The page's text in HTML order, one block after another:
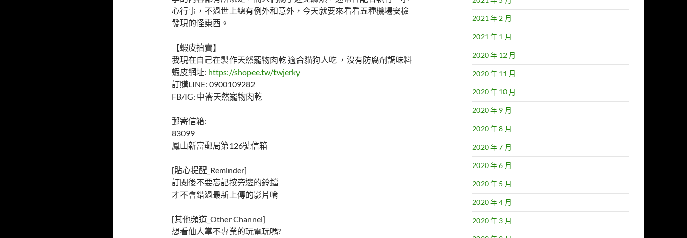
心行事，不過世上總有例外和意外，今天就要來看看五種機場安檢
發現的怪東西。
【蝦皮拍賣】
我現在自己在製作天然寵物肉乾 適合貓狗人吃 ，沒有防腐劑調味料
蝦皮網址: https://shopee.tw/twjerky
訂購LINE: 0900109282
FB/IG: 中崙天然寵物肉乾
郵寄信箱:
83099
鳳山新富郵局第126號信箱
[貼心提醒_Reminder]
訂閱後不要忘記按旁邊的鈴鐺
才不會錯過最新上傳的影片唷
[其他頻道_Other Channel]
想看仙人掌不專業的玩電玩嗎?
2021 年 2 月
2021 年 1 月
2020 年 12 月
2020 年 11 月
2020 年 10 月
2020 年 9 月
2020 年 8 月
2020 年 7 月
2020 年 6 月
2020 年 5 月
2020 年 4 月
2020 年 3 月